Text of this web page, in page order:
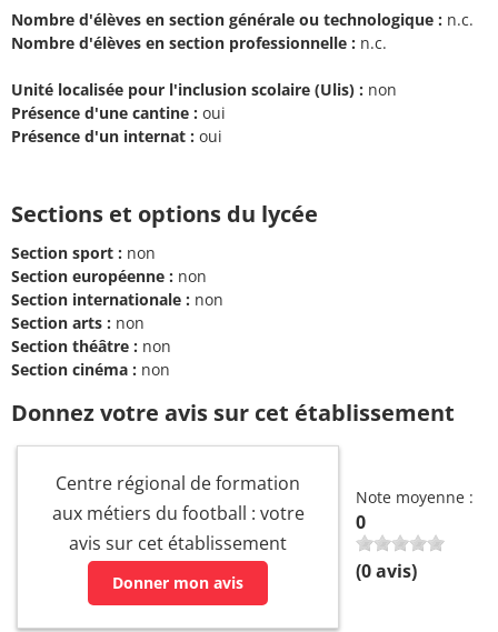
Nombre d'élèves en section générale ou technologique : n.c.
Nombre d'élèves en section professionnelle : n.c.
Unité localisée pour l'inclusion scolaire (Ulis) : non
Présence d'une cantine : oui
Présence d'un internat : oui
Sections et options du lycée
Section sport : non
Section européenne : non
Section internationale : non
Section arts : non
Section théâtre : non
Section cinéma : non
Donnez votre avis sur cet établissement
Centre régional de formation
aux métiers du football : votre
avis sur cet établissement
Donner mon avis
Note moyenne :
0
(0avis)